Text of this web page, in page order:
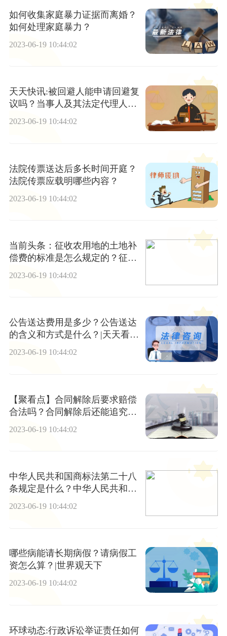
如何收集家庭暴力证据而离婚？
如何处理家庭暴力？
2023-06-19 10:44:02
天天快讯:被回避人能申请回避复
议吗？当事人及其法定代理人要
求审判人员回避要提供哪些材
2023-06-19 10:44:02
法院传票送达后多长时间开庭？
法院传票应载明哪些内容？
2023-06-19 10:44:02
当前头条：征收农用地的土地补
偿费的标准是怎么规定的？征收
2023-06-19 10:44:02
公告送达费用是多少？公告送达
的含义和方式是什么？|天天看热
讯
2023-06-19 10:44:02
【聚看点】合同解除后要求赔偿
合法吗？合同解除后还能追究违
2023-06-19 10:44:02
中华人民共和国商标法第二十八
条规定是什么？中华人民共和国
商标法内容是什么？
2023-06-19 10:44:02
哪些病能请长期病假？请病假工
资怎么算？|世界观天下
2023-06-19 10:44:02
环球动态:行政诉讼举证责任如何